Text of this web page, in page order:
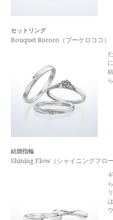
セットリング
Bouquet Rococo（ブーケロココ）
結婚指輪
Shining Flow（シャイニングフロー